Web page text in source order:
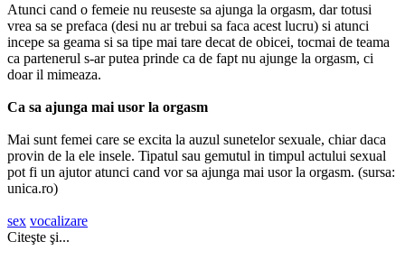
Atunci cand o femeie nu reuseste sa ajunga la orgasm, dar totusi
vrea sa se prefaca (desi nu ar trebui sa faca acest lucru) si atunci
incepe sa geama si sa tipe mai tare decat de obicei, tocmai de teama
ca partenerul s-ar putea prinde ca de fapt nu ajunge la orgasm, ci
doar il mimeaza.
Ca sa ajunga mai usor la orgasm
Mai sunt femei care se excita la auzul sunetelor sexuale, chiar daca
provin de la ele insele. Tipatul sau gemutul in timpul actului sexual
pot fi un ajutor atunci cand vor sa ajunga mai usor la orgasm. (sursa:
unica.ro)
sex vocalizare
Citeşte şi...